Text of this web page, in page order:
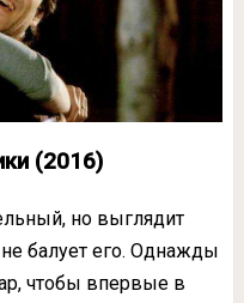
(2016)
но выглядит
балует его. Однажды
чтобы впервые в